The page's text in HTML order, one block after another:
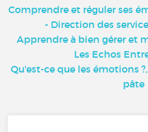
Comprendre et réguler ses
- Direction des
Apprendre à bien gérer et
Les Echos
Qu'est-ce que les émotions
pâte